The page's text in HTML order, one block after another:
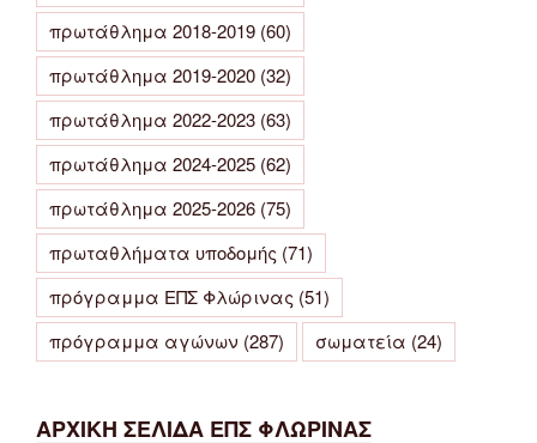
πρωτάθλημα 2018-2019 (60)
πρωτάθλημα 2019-2020 (32)
πρωτάθλημα 2022-2023 (63)
πρωτάθλημα 2024-2025 (62)
πρωτάθλημα 2025-2026 (75)
πρωταθλήματα υποδομής (71)
πρόγραμμα ΕΠΣ Φλώρινας (51)
πρόγραμμα αγώνων (287) σωματεία (24)
ΑΡΧΙΚΗ ΣΕΛΙΔΑ ΕΠΣ ΦΛΩΡΙΝΑΣ